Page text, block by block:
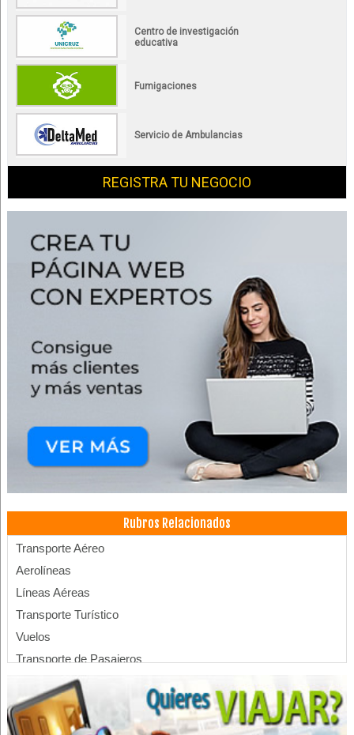
Centro de investigación
educativa
Fumigaciones
Servicio de Ambulancias
REGISTRA TU NEGOCIO
Rubros Relacionados
Transporte Aéreo
Aerolíneas
Líneas Aéreas
Transporte Turístico
Vuelos
Transporte de Pasajeros
Antisépticos
Bandas transportadoras
Equipos Industriales